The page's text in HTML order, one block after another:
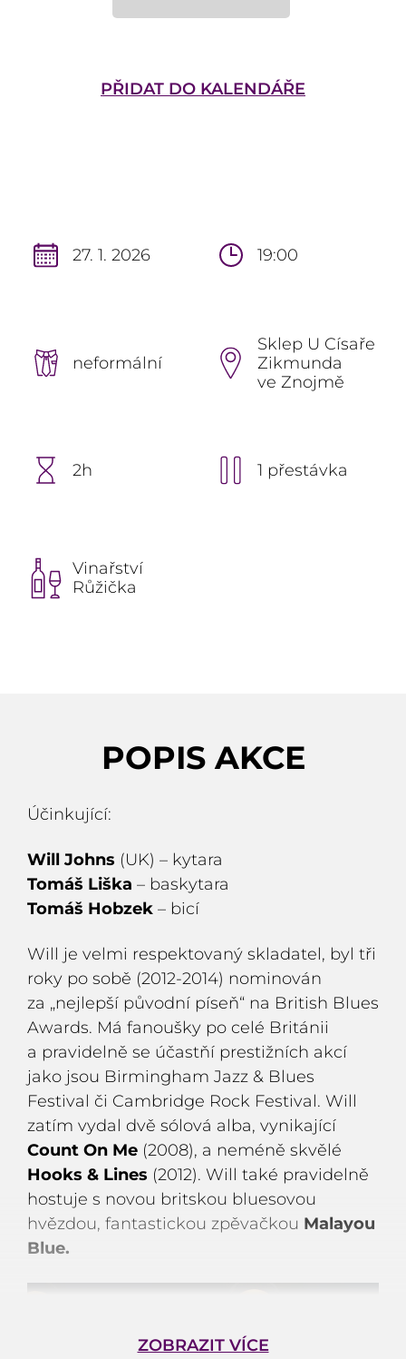
PŘIDAT DO KALENDÁŘE
27. 1. 2026 19:00
neformální
Sklep U Císaře
Zikmunda
ve Znojmě
2h 1 přestávka
Vinařství
Růžička
POPIS AKCE
Účinkující:
Will Johns (UK) – kytara
Tomáš Liška – baskytara
Tomáš Hobzek – bicí
Will je velmi respektovaný skladatel, byl tři
roky po sobě (2012-2014) nominován
za „nejlepší původní píseň“ na British Blues
Awards. Má fanoušky po celé Británii
a pravidelně se účastňí prestižních akcí
jako jsou Birmingham Jazz & Blues
Festival či Cambridge Rock Festival. Will
zatím vydal dvě sólová alba, vynikající
Count On Me (2008), a neméně skvělé
Hooks & Lines (2012). Will také pravidelně
hostuje s novou britskou bluesovou
hvězdou, fantastickou zpěvačkou Malayou
Blue.
ZOBRAZIT VÍCE